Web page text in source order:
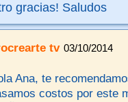
gracias! Saludos
tv 03/10/2014
Ana, te
costos por este